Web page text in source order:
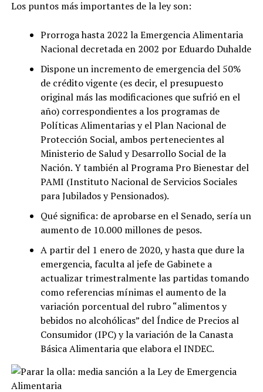
Los puntos más importantes de la ley son:
Prorroga hasta 2022 la Emergencia Alimentaria
Nacional decretada en 2002 por Eduardo Duhalde
Dispone un incremento de emergencia del 50%
de crédito vigente (es decir, el presupuesto
original más las modificaciones que sufrió en el
año) correspondientes a los programas de
Políticas Alimentarias y el Plan Nacional de
Protección Social, ambos pertenecientes al
Ministerio de Salud y Desarrollo Social de la
Nación. Y también al Programa Pro Bienestar del
PAMI (Instituto Nacional de Servicios Sociales
para Jubilados y Pensionados).
Qué significa: de aprobarse en el Senado, sería un
aumento de 10.000 millones de pesos.
A partir del 1 enero de 2020, y hasta que dure la
emergencia, faculta al jefe de Gabinete a
actualizar trimestralmente las partidas tomando
como referencias mínimas el aumento de la
variación porcentual del rubro “alimentos y
bebidos no alcohólicas” del Índice de Precios al
Consumidor (IPC) y la variación de la Canasta
Básica Alimentaria que elabora el INDEC.